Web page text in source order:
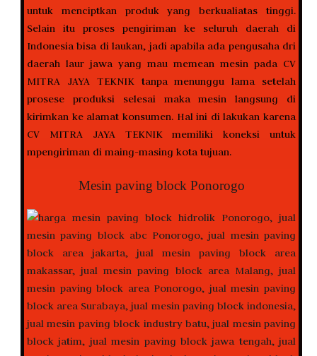
untuk menciptkan produk yang berkualiatas tinggi.
Selain itu proses pengiriman ke seluruh daerah di
Indonesia bisa di laukan, jadi apabila ada pengusaha dri
daerah laur jawa yang mau memean mesin pada CV
MITRA JAYA TEKNIK tanpa menunggu lama setelah
prosese produksi selesai maka mesin langsung di
kirimkan ke alamat konsumen. Hal ini di lakukan karena
CV MITRA JAYA TEKNIK memiliki koneksi untuk
mpengiriman di maing-masing kota tujuan.
Mesin paving block Ponorogo